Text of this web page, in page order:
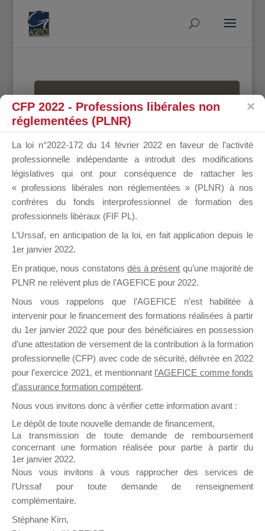
MALLETTE
DU
DIRIGEANT
Groupe Public
il y a un mois
Ce groupe est destiné aux Organismes de
Formation qui souhaitent répondre à l’Appel à
Propositions Mallette du Dirigeant.
sur lequel il est possible de laisser un message
ou poser une question.
NB : Il est nécessaire d’être
pouvoir rejoindre ce groupe
CFP 2022 - Professions libérales non
réglementées (PLNR)
La loi n°2022-172 du 14 février 2022 en faveur de l’activité
professionnelle indépendante a introduit des modifications
législatives qui ont pour conséquence de rattacher les
« professions libérales non réglementées » (PLNR) à nos
confrères du fonds interprofessionnel de formation des
professionnels libéraux (FIF PL).
L’Urssaf, en anticipation de la loi, en fait application depuis le
1er janvier 2022.
En pratique, nous constatons dès à présent qu’une majorité de
PLNR ne relèvent plus de l’AGEFICE pour 2022.
Nous vous rappelons que l’AGEFICE n’est habilitée à
intervenir pour le financement des formations réalisées à partir
du 1er janvier 2022 que pour des bénéficiaires en possession
d’une attestation de versement de la contribution à la formation
professionnelle (CFP) avec code de sécurité, délivrée en 2022
pour l’exercice 2021, et mentionnant l’AGEFICE comme fonds
d’assurance formation compétent.
Nous vous invitons donc à vérifier cette information avant :
Le dépôt de toute nouvelle demande de financement,
La transmission de toute demande de remboursement
concernant une formation réalisée pour partie à partir du
1er janvier 2022.
Nous vous invitons à vous rapprocher des services de
l’Urssaf pour toute demande de renseignement
complémentaire.
Stéphane Kirn,